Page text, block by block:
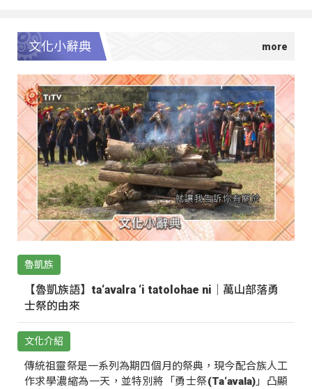
文化小辭典
魯凱族
【魯凱族語】ta‘avalra ‘i tatolohae ni｜萬山部落勇
士祭的由來
文化介紹
傳統祖靈祭是一系列為期四個月的祭典，現今配合族人工
作求學濃縮為一天，並特別將「勇士祭(Ta‘avala)」凸顯